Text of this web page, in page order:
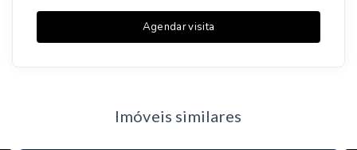
Agendar visita
Imóveis similares